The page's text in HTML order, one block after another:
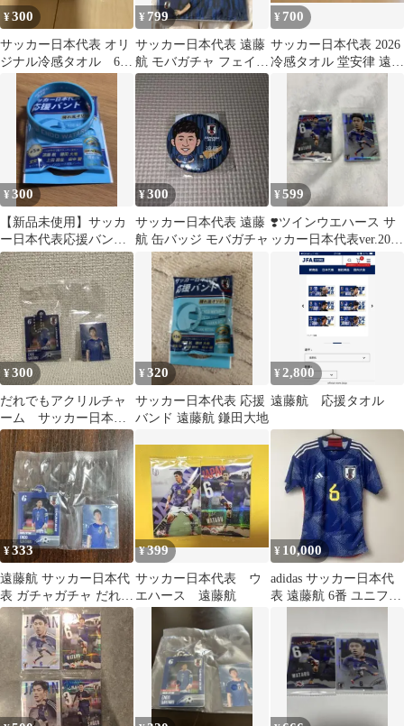
¥300
サッカー日本代表 オリ
ジナル冷感タオル 6
¥ 799
サッカー日本代表 遠藤
航 モバガチャ フェイス
タオル
¥ 700
サッカー日本代表 2026
冷感タオル 堂安律 遠藤
¥300
【新品未使用】サッカ
ー日本代表応援バンド
晴れ風オリジナル 遠
藤航選手
¥300
サッカー日本代表 遠藤
航 缶バッジ モバガチャ
¥599
❣️ツインウエハース サ
ッカー日本代表ver.2026
遠藤航 2種セット❣️
¥300
だれでもアクリルチャ
ーム サッカー日本代
表ver. 遠藤航 ガチ
ャ 新品未開封
¥320
サッカー日本代表 応援
バンド 遠藤航 鎌田大地
¥ 2,800
遠藤航 応援タオル
¥333
遠藤航 サッカー日本代
表 ガチャガチャ だれで
もアクリルチャームDX
¥399
サッカー日本代表 ウ
エハース 遠藤航
¥ 10,000
adidas サッカー日本代
表 遠藤航 6番 ユニフォ